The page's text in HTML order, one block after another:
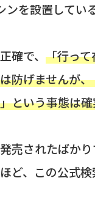
を設置してい
確で、 「行っ
防げませんが
という事態は
売されたばか
ど、この公式